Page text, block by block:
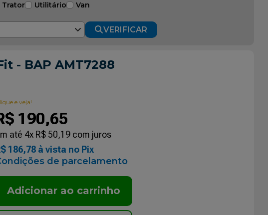
Trator Utilitário Van
VERIFICAR
- BAP AMT7288
e veja!
190,65
até 4x R$ 50,19com juros
186,78à vista no Pix
de parcelamento
Adicionar ao carrinho